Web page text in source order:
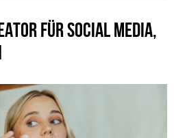
FÜR SOCIAL MEDIA,